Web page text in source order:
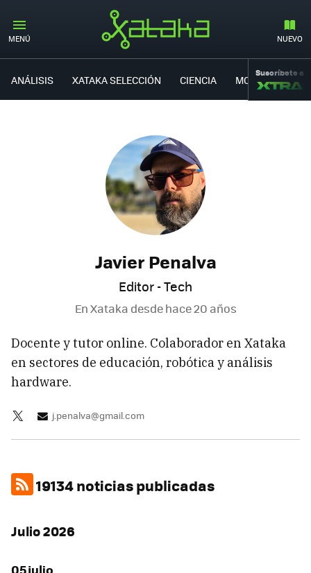
MENÚ NUEVO
ANÁLISIS XATAKA SELECCIÓN CIENCIA MOVILIDAD
Suscríbete a
Javier Penalva
Editor - Tech
En Xataka desdehace 20 años
Docente y tutor online. Colaborador en Xataka
en sectores de educación, robótica y análisis
hardware.
j.penalva@gmail.com
19134 noticias publicadas
Julio 2026